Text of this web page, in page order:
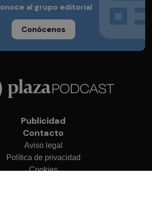
al grupo editorial
Conócenos
Publicidad
Contacto
Aviso legal
Política de privacidad
Cookies